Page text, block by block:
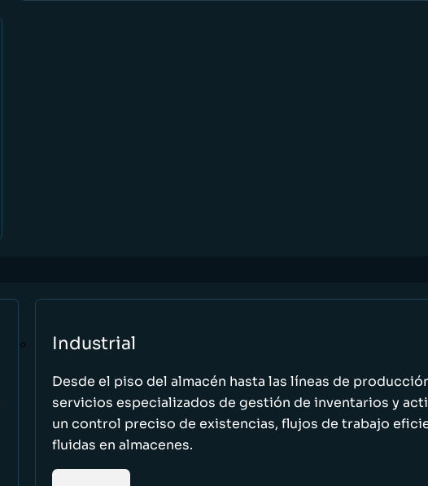
Industrial
Desde el piso del almacén hasta las líneas de
servicios especializados de gestión de inventarios y
un control preciso de existencias, flujos de trabajo
fluidas en almacenes.